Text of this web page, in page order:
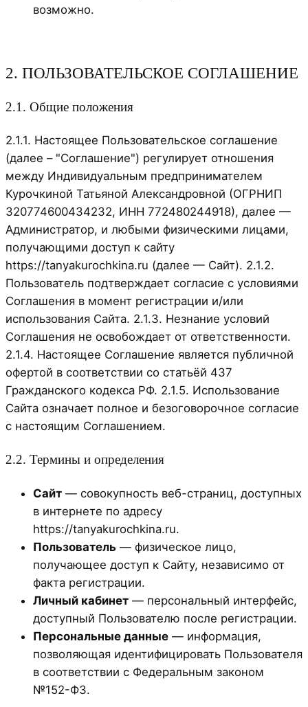
возможно.
2. ПОЛЬЗОВАТЕЛЬСКОЕ СОГЛАШЕНИЕ
2.1. Общие положения
2.1.1. Настоящее Пользовательское соглашение
(далее – "Соглашение") регулирует отношения
между Индивидуальным предпринимателем
Курочкиной Татьяной Александровной (ОГРНИП
320774600434232, ИНН 772480244918), далее —
Администратор, и любыми физическими лицами,
получающими доступ к сайту
https://tanyakurochkina.ru (далее — Сайт). 2.1.2.
Пользователь подтверждает согласие с условиями
Соглашения в момент регистрации и/или
использования Сайта. 2.1.3. Незнание условий
Соглашения не освобождает от ответственности.
2.1.4. Настоящее Соглашение является публичной
офертой в соответствии со статьёй 437
Гражданского кодекса РФ. 2.1.5. Использование
Сайта означает полное и безоговорочное согласие
с настоящим Соглашением.
2.2. Термины и определения
Сайт — совокупность веб-страниц, доступных
в интернете по адресу
https://tanyakurochkina.ru.
Пользователь — физическое лицо,
получающее доступ к Сайту, независимо от
факта регистрации.
Личный кабинет — персональный интерфейс,
доступный Пользователю после регистрации.
Персональные данные — информация,
позволяющая идентифицировать Пользователя
в соответствии с Федеральным законом
№152-ФЗ.